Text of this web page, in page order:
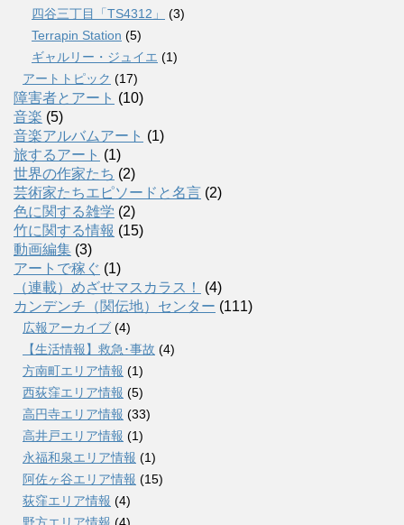
四谷三丁目「TS4312」
(3)
Terrapin Station (5)
ギャルリー・ジュイエ (1)
アートトピック (17)
障害者とアート (10)
音楽 (5)
音楽アルバムアート (1)
旅するアート (1)
世界の作家たち (2)
芸術家たちエピソードと名言 (2)
色に関する雑学 (2)
竹に関する情報 (15)
動画編集 (3)
アートで稼ぐ (1)
（連載）めざせマスカラス！
(4)
カンデンチ（関伝地）センター (111)
広報アーカイブ (4)
【生活情報】救急･事故 (4)
方南町エリア情報 (1)
西荻窪エリア情報 (5)
高円寺エリア情報 (33)
高井戸エリア情報 (1)
永福和泉エリア情報 (1)
阿佐ヶ谷エリア情報 (15)
荻窪エリア情報 (4)
野方エリア情報 (4)